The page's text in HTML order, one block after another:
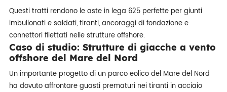
Questi tratti rendono le aste in lega 625 perfette per giunti
imbullonati e saldati, tiranti, ancoraggi di fondazione e
connettori filettati nelle strutture offshore.
Caso di studio: Strutture di giacche a vento
offshore del Mare del Nord
Un importante progetto di un parco eolico del Mare del Nord
ha dovuto affrontare guasti prematuri nei tiranti in acciaio